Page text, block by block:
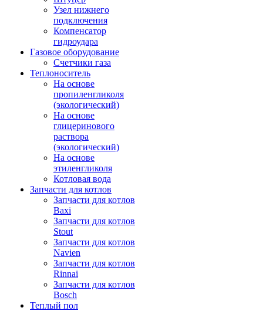
Узел нижнего
подключения
Компенсатор
гидроудара
Газовое оборудование
Счетчики газа
Теплоноситель
На основе
пропиленгликоля
(экологический)
На основе
глицеринового
раствора
(экологический)
На основе
этиленгликоля
Котловая вода
Запчасти для котлов
Запчасти для котлов
Baxi
Запчасти для котлов
Stout
Запчасти для котлов
Navien
Запчасти для котлов
Rinnai
Запчасти для котлов
Bosch
Теплый пол